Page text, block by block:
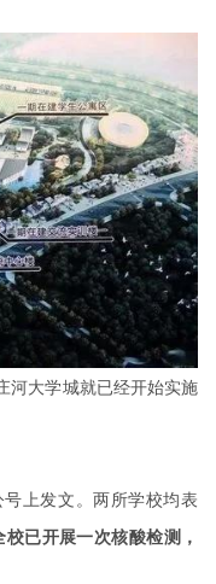
河大学城就已经开始实施
上发文。两所学校均表
已开展一次核酸检测，